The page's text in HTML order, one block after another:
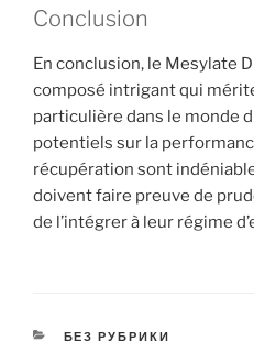
Conclusion
En conclusion, le Mesylate
composé intrigant qui
particulière dans le monde
potentiels sur la
récupération sont
doivent faire preuve de
de l’intégrer à leur régime
БЕЗ РУБРИКИ